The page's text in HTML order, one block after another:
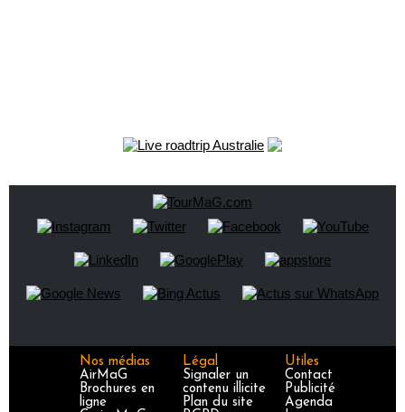
Nos médias
AirMaG
Brochures en
ligne
Légal
Signaler un
contenu illicite
Plan du site
Utiles
Contact
Publicité
Agenda